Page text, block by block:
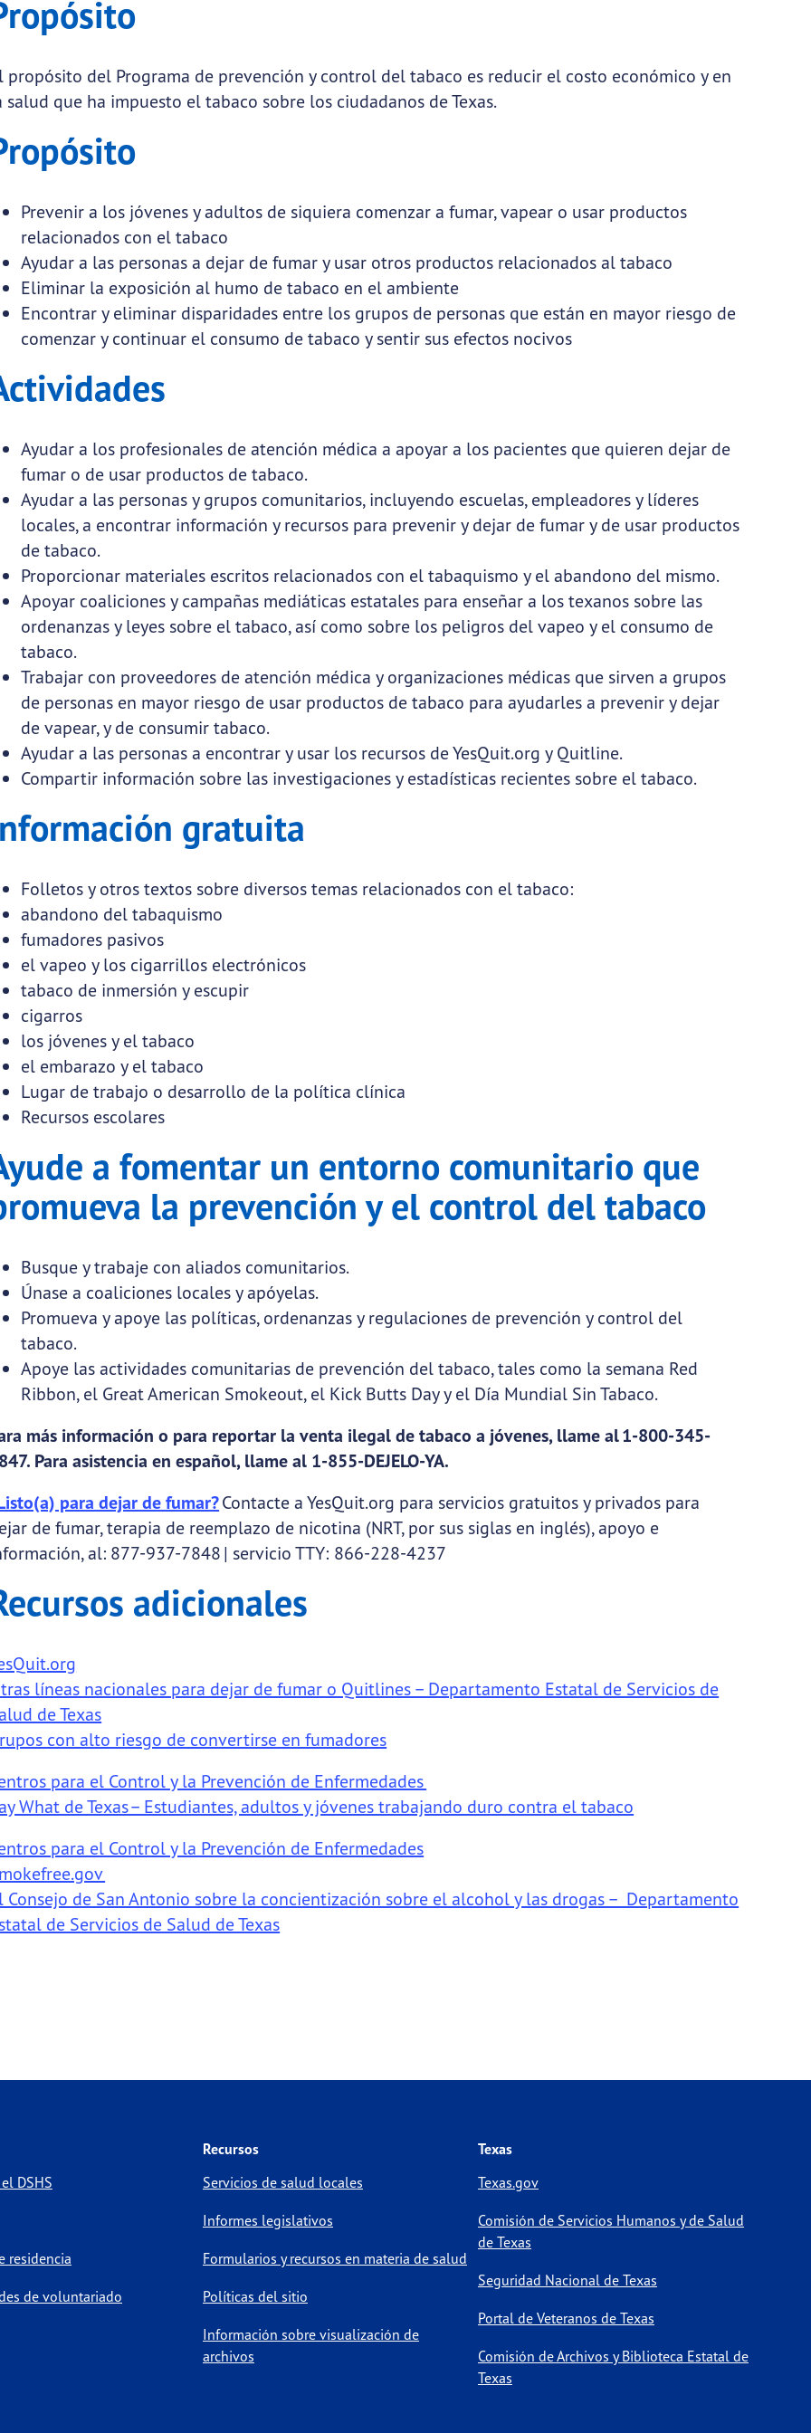
propósito del Programa de prevención y control del tabaco es reducir el costo económico y en
salud que ha impuesto el tabaco sobre los ciudadanos de Texas.
Prevenir a los jóvenes y adultos de siquiera comenzar a fumar, vapear o usar productos
relacionados con el tabaco
Ayudar a las personas a dejar de fumar y usar otros productos relacionados al tabaco
Eliminar la exposición al humo de tabaco en el ambiente
Encontrar y eliminar disparidades entre los grupos de personas que están en mayor riesgo de
comenzar y continuar el consumo de tabaco y sentir sus efectos nocivos
Ayudar a los profesionales de atención médica a apoyar a los pacientes que quieren dejar de
fumar o de usar productos de tabaco.
Ayudar a las personas y grupos comunitarios, incluyendo escuelas, empleadores y líderes
locales, a encontrar información y recursos para prevenir y dejar de fumar y de usar productos
de tabaco.
Proporcionar materiales escritos relacionados con el tabaquismo y el abandono del mismo.
Apoyar coaliciones y campañas mediáticas estatales para enseñar a los texanos sobre las
ordenanzas y leyes sobre el tabaco, así como sobre los peligros del vapeo y el consumo de
tabaco.
Trabajar con proveedores de atención médica y organizaciones médicas que sirven a grupos
de personas en mayor riesgo de usar productos de tabaco para ayudarles a prevenir y dejar
de vapear, y de consumir tabaco.
Ayudar a las personas a encontrar y usar los recursos de YesQuit.org y Quitline.
Compartir información sobre las investigaciones y estadísticas recientes sobre el tabaco.
gratuita
Folletos y otros textos sobre diversos temas relacionados con el tabaco:
abandono del tabaquismo
fumadores pasivos
el vapeo y los cigarrillos electrónicos
tabaco de inmersión y escupir
cigarros
los jóvenes y el tabaco
el embarazo y el tabaco
Lugar de trabajo o desarrollo de la política clínica
Recursos escolares
a fomentar un entorno comunitario que
la prevención y el control del tabaco
Busque y trabaje con aliados comunitarios.
Únase a coaliciones locales y apóyelas.
Promueva y apoye las políticas, ordenanzas y regulaciones de prevención y control del
tabaco.
Apoye las actividades comunitarias de prevención del tabaco, tales como la semana Red
Ribbon, el Great American Smokeout, el Kick Butts Day y el Día Mundial Sin Tabaco.
más información o para reportar la venta ilegal de tabaco a jóvenes, llame al 1-800-345-
Para asistencia en español, llame al 1-855-DEJELO-YA.
para dejar de fumar?Contacte a YesQuit.org para servicios gratuitos y privados para
de fumar, terapia de reemplazo de nicotina (NRT, por sus siglas en inglés), apoyo e
al: 877-937-7848 | servicio TTY: 866-228-4237
adicionales
líneas nacionales para dejar de fumar o Quitlines – Departamento Estatal de Servicios de
de Texas
con alto riesgo de convertirse en fumadores
para el Control y la Prevención de Enfermedades
What de Texas – Estudiantes, adultos y jóvenes trabajando duro contra el tabaco
para el Control y la Prevención de Enfermedades
Consejo de San Antonio sobre la concientización sobre el alcohol y las drogas – Departamento
de Servicios de Salud de Texas
DSHS
residencia
de voluntariado
Recursos
Servicios de salud locales
Informes legislativos
Formularios y recursos en materia de salud
Políticas del sitio
Información sobre visualización de
archivos
Texas
Texas.gov
Comisión de Servicios Humanos y de Salud
de Texas
Seguridad Nacional de Texas
Portal de Veteranos de Texas
Comisión de Archivos y Biblioteca Estatal de
Texas